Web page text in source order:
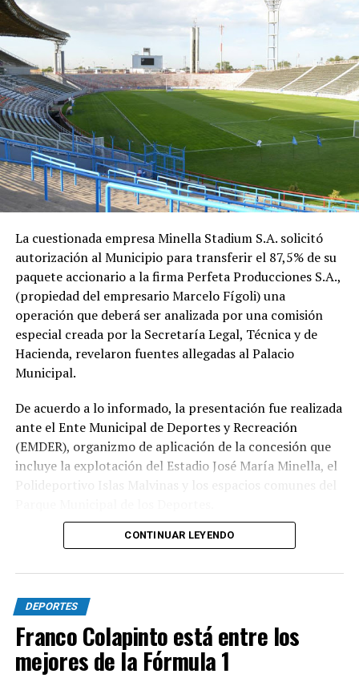
La cuestionada empresa Minella Stadium S.A. solicitó
autorización al Municipio para transferir el 87,5% de su
paquete accionario a la firma Perfeta Producciones S.A.,
(propiedad del empresario Marcelo Fígoli) una
operación que deberá ser analizada por una comisión
especial creada por la Secretaría Legal, Técnica y de
Hacienda, revelaron fuentes allegadas al Palacio
Municipal.
De acuerdo a lo informado, la presentación fue realizada
ante el Ente Municipal de Deportes y Recreación
(EMDER), organizmo de aplicación de la concesión que
incluye la explotación del Estadio José María Minella, el
Polideportivo Islas Malvinas y los espacios comunes del
A tal efecto, el secretario Legal, Técnico y de
Comisión ad hoc que tendrá la responsabilidad de
analizar la documentación presentada por la
concesionaria y determinar si la operación se ajusta a las
exigencias previstas en el contrato y en la normativa
vigente.
CONTINUAR LEYENDO
DEPORTES
Franco Colapinto está entre los
mejores de la Fórmula 1